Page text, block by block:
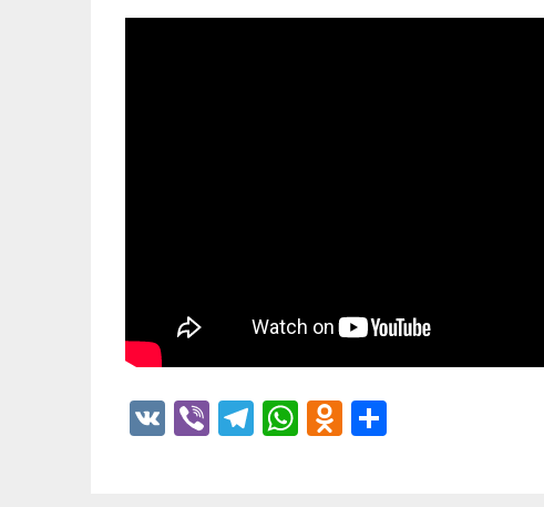
VK ViberTelegram
WhatsApp
Odnoklassniki